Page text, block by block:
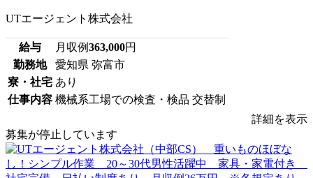
UTエージェント株式会社
給与 月収例363,000円
勤務地
愛知県 弥富市
寮・社宅 あり
仕事内容 機械系工場での検査・検品 交替制
詳細を表示
募集が停止しています